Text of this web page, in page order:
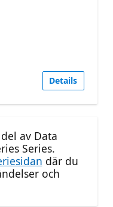
Details
av Data
Series.
där du
och